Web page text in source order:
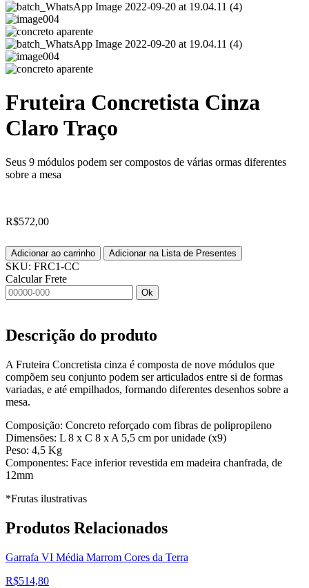
Fruteira Concretista Cinza
Claro Traço
Seus 9 módulos podem ser compostos de várias ormas diferentes
sobre a mesa
R$572,00
Adicionar ao carrinho Adicionar na Lista de Presentes
SKU: FRC1-CC
Calcular Frete
Ok
Descrição do produto
A Fruteira Concretista cinza é composta de nove módulos que
compõem seu conjunto podem ser articulados entre si de formas
variadas, e até empilhados, formando diferentes desenhos sobre a
mesa.
Composição: Concreto reforçado com fibras de polipropileno
Dimensões: L 8 x C 8 x A 5,5 cm por unidade (x9)
Peso: 4,5 Kg
Componentes: Face inferior revestida em madeira chanfrada, de
12mm
*Frutas ilustrativas
Produtos Relacionados
Garrafa VI Média Marrom Cores da Terra
R$514,80